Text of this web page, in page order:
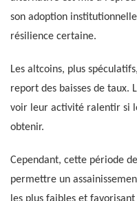
son adoption
résilience certaine.
Les altcoins, plus
report des baisses de taux.
voir leur activité ralentir si
obtenir.
Cependant, cette période
permettre un